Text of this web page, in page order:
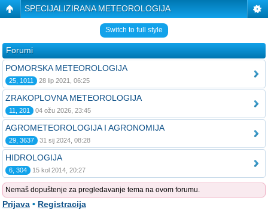
SPECIJALIZIRANA METEOROLOGIJA
Switch to full style
Forumi
POMORSKA METEOROLOGIJA
25, 1011 28 lip 2021, 06:25
ZRAKOPLOVNA METEOROLOGIJA
11, 201 04 ožu 2026, 23:45
AGROMETEOROLOGIJA I AGRONOMIJA
29, 3637 31 sij 2024, 08:28
HIDROLOGIJA
6, 304 15 kol 2014, 20:27
Nemaš dopuštenje za pregledavanje tema na ovom forumu.
Prijava • Registracija